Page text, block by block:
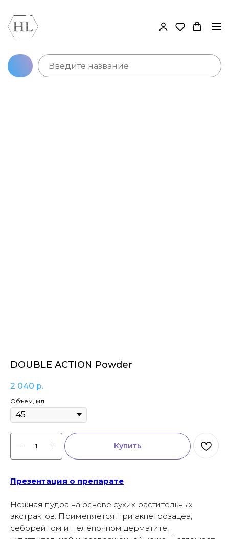
DOUBLE ACTION Powder
2 040 р.
Объем, мл
Купить
Презентация о препарате
Нежная пудра на основе сухих растительных
экстрактов. Применяется при акне, розацеа,
себорейном и пелёночном дерматите,